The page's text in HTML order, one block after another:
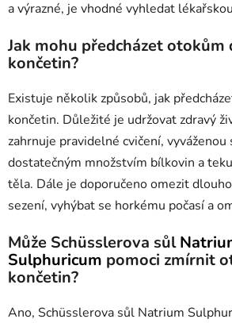
a výrazné, je vhodné vyhledat
Jak mohu předcházet otokům
končetin?
Existuje několik způsobů, jak
končetin. Důležité je udržovat zdravý
zahrnuje pravidelné cvičení, vyváženou
dostatečným množstvím bílkovin a
těla. Dále je doporučeno omezit
sezení, vyhýbat se horkému počasí a
Může Schüsslerova sůl
Sulphuricum pomoci zmírnit
končetin?
Ano, Schüsslerova sůl Natrium